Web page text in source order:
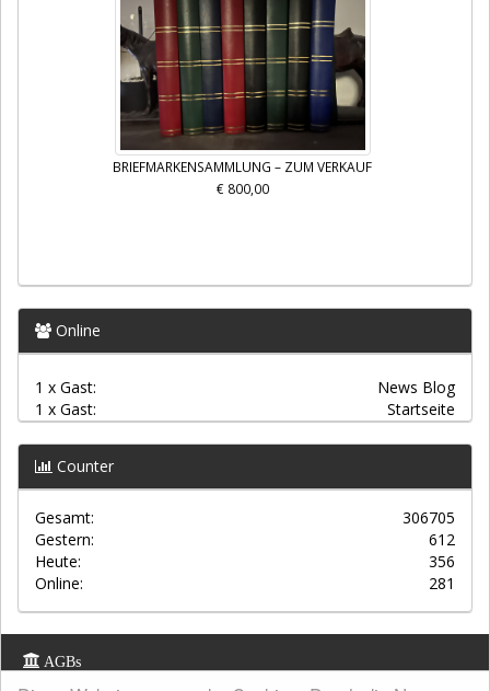
BRIEFMARKENSAMMLUNG – ZUM VERKAUF
€ 800,00
Online
1 x Gast:
News Blog
1 x Gast:
Startseite
Counter
Gesamt:
306705
Gestern:
612
Heute:
356
Online:
281
AGBs